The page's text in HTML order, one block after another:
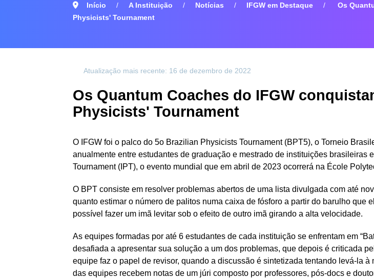
Início A Instituição Notícias IFGW em Destaque
Os
Physicists' Tournament
Atualização mais recente: 16 de dezembro de 2022
Os Quantum Coaches do IFGW
Physicists' Tournament
O IFGW foi o palco do 5o Brazilian Physicists Tournament (BPT5), o Torneio
anualmente entre estudantes de graduação e mestrado de instituições brasileiras
Tournament (IPT), o evento mundial que em abril de 2023 ocorrerá na École
O BPT consiste em resolver problemas abertos de uma lista divulgada com até
quanto estimar o número de palitos numa caixa de fósforo a partir do barulho que
possível fazer um imã levitar sob o efeito de outro imã girando a alta velocidade.
As equipes formadas por até 6 estudantes de cada instituição se enfrentam em
desafiada a apresentar sua solução a um dos problemas, que depois é criticada
equipe faz o papel de revisor, quando a discussão é sintetizada tentando levá-la
das equipes recebem notas de um júri composto por professores, pós-docs e